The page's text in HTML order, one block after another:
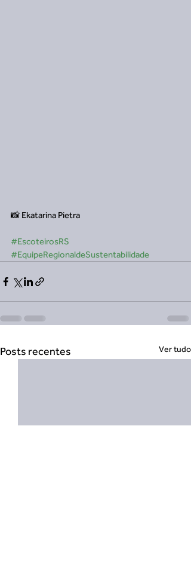
📸 Ekatarina Pietra
#EscoteirosRS
#EquipeRegionaldeSustentabilidade
Posts recentes Ver tudo